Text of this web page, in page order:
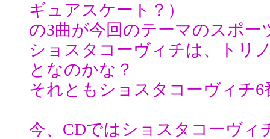
ギュアスケート？）
の3曲が今回のテーマのスポー
ショスタコーヴィチは、トリ
となのかな？
それともショスタコーヴィチ
今、CDではショスタコーヴィ